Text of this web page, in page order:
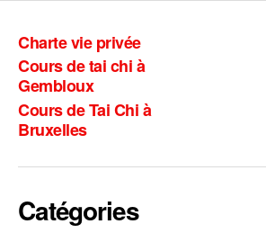
Charte vie privée
Cours de tai chi à
Gembloux
Cours de Tai Chi à
Bruxelles
Catégories